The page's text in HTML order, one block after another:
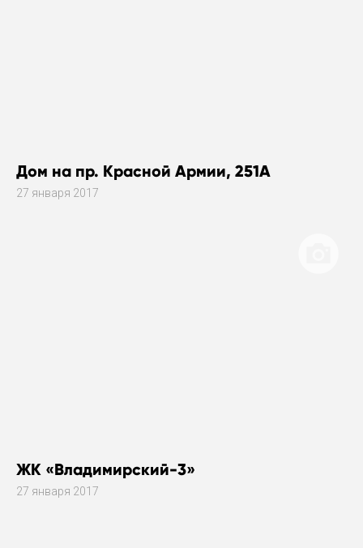
Дом на пр. Красной Армии, 251А
27 января 2017
ЖК «Владимирский-3»
27 января 2017